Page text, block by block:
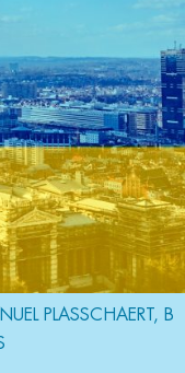
PLASSCHAERT, B